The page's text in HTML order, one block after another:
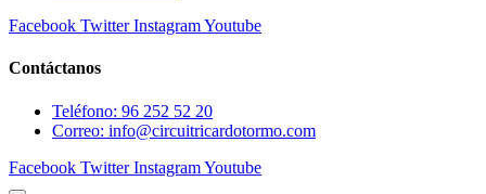
Facebook Twitter InstagramYoutube
Contáctanos
Teléfono: 96 252 52 20
Correo: info@circuitricardotormo.com
Facebook Twitter InstagramYoutube